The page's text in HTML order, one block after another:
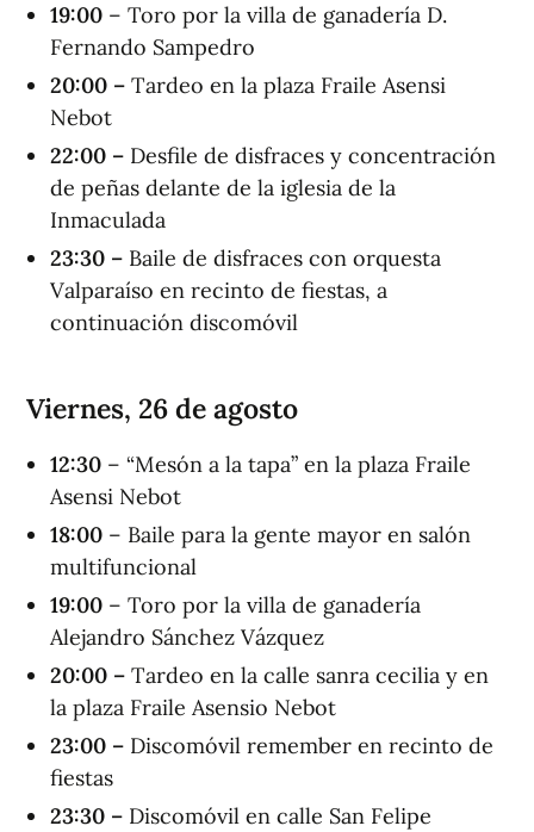
19:00 – Toro por la villa de ganadería D.
Fernando Sampedro
20:00 – Tardeo en la plaza Fraile Asensi
Nebot
22:00 – Desfile de disfraces y concentración
de peñas delante de la iglesia de la
Inmaculada
23:30 – Baile de disfraces con orquesta
Valparaíso en recinto de fiestas, a
continuación discomóvil
Viernes, 26 de agosto
12:30 – “Mesón a la tapa” en la plaza Fraile
Asensi Nebot
18:00 – Baile para la gente mayor en salón
multifuncional
19:00 – Toro por la villa de ganadería
Alejandro Sánchez Vázquez
20:00 – Tardeo en la calle sanra cecilia y en
la plaza Fraile Asensio Nebot
23:00 – Discomóvil remember en recinto de
fiestas
23:30 – Discomóvil en calle San Felipe